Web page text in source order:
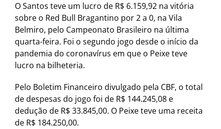
O Santos teve um lucro de R$ 6.159,92 na vitória
sobre o Red Bull Bragantino por 2 a 0, na Vila
Belmiro, pelo Campeonato Brasileiro na última
quarta-feira. Foi o segundo jogo desde o início da
pandemia do coronavírus em que o Peixe teve
lucro na bilheteria.
Pelo Boletim Financeiro divulgado pela CBF, o total
de despesas do jogo foi de R$ 144.245,08 e
dedução de R$ 33.845,00. O Peixe teve uma receita
de R$ 184.250,00.